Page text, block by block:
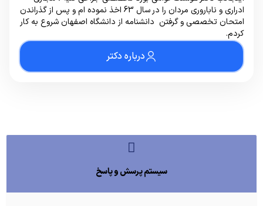
ادراری و ناباروری مردان را در سال 63 اخذ نموده ام و پس از گذراندن
امتحان تخصصی و گرفتن دانشنامه از دانشگاه اصفهان شروع به کار
کردم.
درباره دکتر
سیستم پرسش و پاسخ